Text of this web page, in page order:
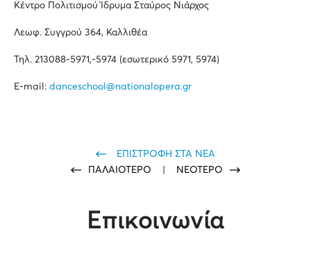
Κέντρο Πολιτισμού Ίδρυμα Σταύρος Νιάρχος
Λεωφ. Συγγρού 364, Καλλιθέα
Τηλ. 213088-5971,-5974 (εσωτερικό 5971, 5974)
E-mail: danceschool@nationalopera.gr
ΕΠΙΣΤΡΟΦΗ ΣΤΑ ΝΕΑ
ΠΑΛΑΙΟΤΕΡΟ
ΝΕΟΤΕΡΟ
Επικοινωνία